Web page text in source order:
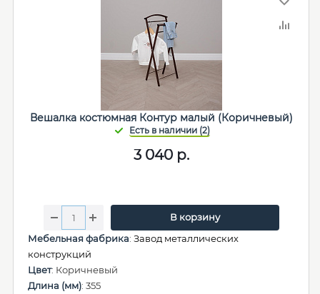
Вешалка костюмная Контур малый (Коричневый)
3 040 р.
В корзину
Мебельная фабрика: Завод металлических
конструкций
Цвет: Коричневый
Длина (мм): 355